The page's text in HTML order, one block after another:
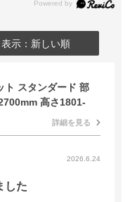
表示：新しい順
ト スタンダード 部
高さ1801-
詳細を見る
2026.6.24
した